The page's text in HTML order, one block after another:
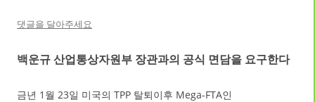
댓글을 달아주세요
백운규 산업통상자원부 장관과의 공식 면담을 요구한다
금년 1월 23일 미국의 TPP 탈퇴이후 Mega-FTA인